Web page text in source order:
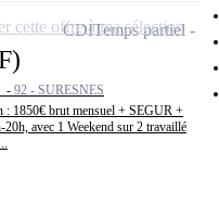
- 92 - SURESNES
1850€ brut mensuel + SEGUR +
avec 1 Weekend sur 2 travaillé
CDITemps partiel
cette offre à ma sélection